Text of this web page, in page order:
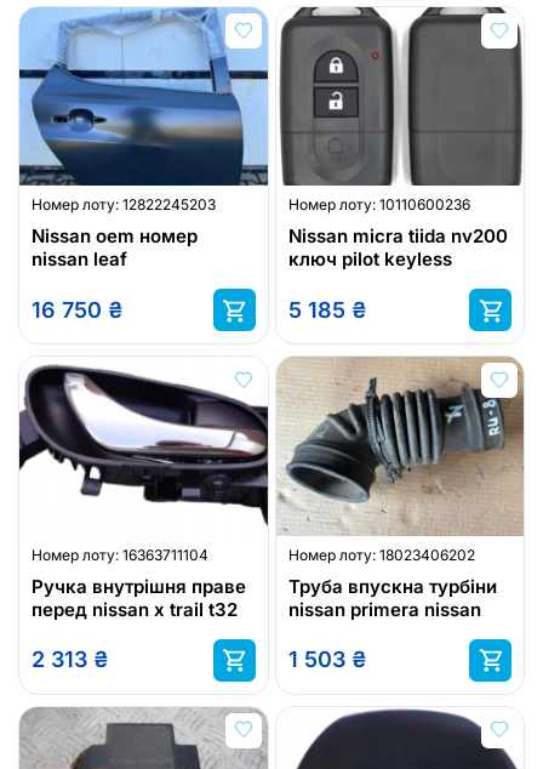
Номер лоту: 12822245203
Nissan oem номер
nissan leaf
16 750 ₴
Номер лоту: 10110600236
Nissan micra tiida nv200
ключ pilot keyless
5 185 ₴
Номер лоту: 16363711104
Ручка внутрішня праве
перед nissan x trail t32
2 313 ₴
Номер лоту: 18023406202
Труба впускна турбіни
nissan primera nissan
1 503 ₴